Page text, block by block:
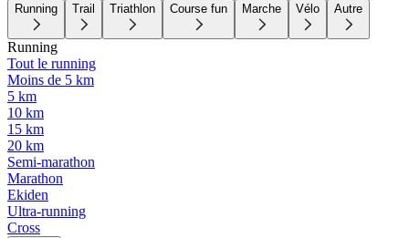
Running Trail Triathlon Course fun Marche Vélo Autre
Running
Tout le running
Moins de 5 km
5 km
10 km
15 km
20 km
Semi-marathon
Marathon
Ekiden
Ultra-running
Cross